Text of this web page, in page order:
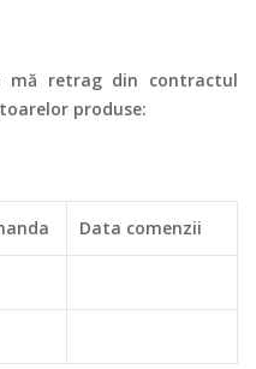
mă retrag din contractul
produse:
Data comenzii